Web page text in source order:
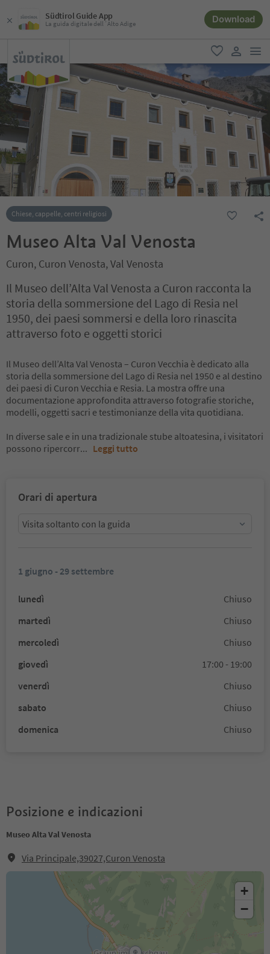
Südtirol Guide App
La guida digitale dell´Alto Adige Download
favoriti
user link
Chiese, cappelle, centri religiosi
Museo Alta Val Venosta
Curon, Curon Venosta, Val Venosta
Il Museo dell’Alta Val Venosta a Curon racconta la
storia della sommersione del Lago di Resia nel
1950, dei paesi sommersi e della loro rinascita
attraverso foto e oggetti storici
Il Museo dell’Alta Val Venosta – Curon Vecchia è dedicato alla
storia della sommersione del Lago di Resia nel 1950 e al destino
dei paesi di Curon Vecchia e Resia. La mostra offre una
documentazione approfondita attraverso fotografie storiche,
modelli, oggetti sacri e testimonianze della vita quotidiana.
In diverse sale e in una tradizionale stube altoatesina, i visitatori
possono ripercorr... Leggi tutto
Orari di apertura
Visita soltanto con la guida
1 giugno - 29 settembre
lunedì
Chiuso
martedì
Chiuso
mercoledì
Chiuso
giovedì
17:00 - 19:00
venerdì
Chiuso
sabato
Chiuso
domenica
Chiuso
Posizione e indicazioni
Museo Alta Val Venosta
Via Principale,39027,Curon Venosta
+
−